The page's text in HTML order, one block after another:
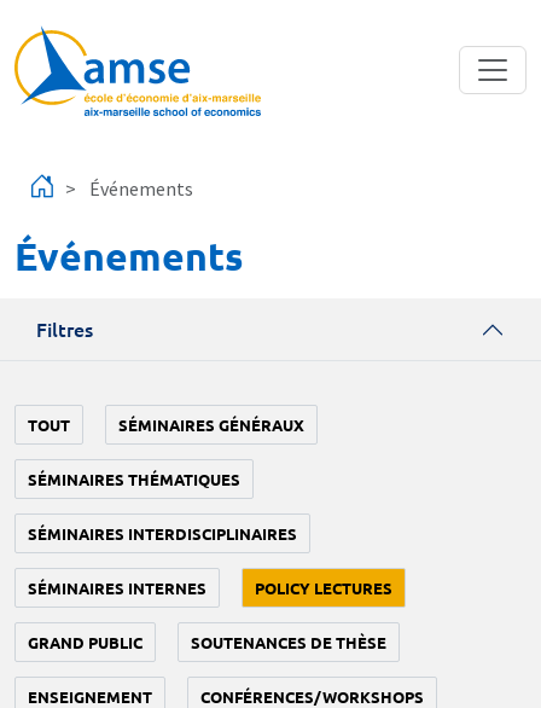
Événements
Événements
Filtres
TOUT SÉMINAIRES GÉNÉRAUX
SÉMINAIRES THÉMATIQUES
SÉMINAIRES INTERDISCIPLINAIRES
SÉMINAIRES INTERNES POLICY LECTURES
GRAND PUBLIC SOUTENANCES DE THÈSE
ENSEIGNEMENT CONFÉRENCES/WORKSHOPS